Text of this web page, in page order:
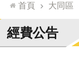
通
臺
北
市
首頁 大同區
經費公告